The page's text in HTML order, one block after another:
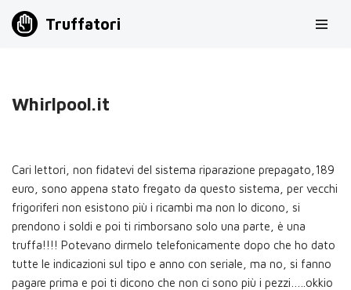
Truffatori
Whirlpool.it
Cari lettori, non fidatevi del sistema riparazione prepagato,189
euro, sono appena stato fregato da questo sistema, per vecchi
frigoriferi non esistono più i ricambi ma non lo dicono, si
prendono i soldi e poi ti rimborsano solo una parte, è una
truffa!!!! Potevano dirmelo telefonicamente dopo che ho dato
tutte le indicazioni sul tipo e anno con seriale, ma no, si fanno
pagare prima e poi ti dicono che non ci sono più i pezzi…..okkio